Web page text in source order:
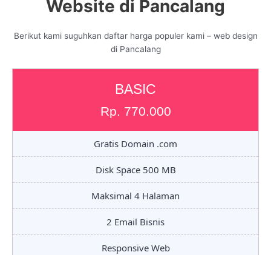
Website di Pancalang
Berikut kami suguhkan daftar harga populer kami – web design
di Pancalang
BASIC
Rp. 770.000
Gratis Domain .com
Disk Space 500 MB
Maksimal 4 Halaman
2 Email Bisnis
Responsive Web